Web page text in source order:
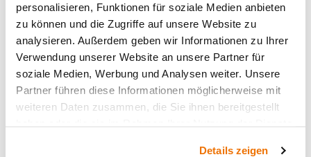
personalisieren, Funktionen für soziale Medien anbieten
zu können und die Zugriffe auf unsere Website zu
analysieren. Außerdem geben wir Informationen zu Ihrer
Verwendung unserer Website an unsere Partner für
soziale Medien, Werbung und Analysen weiter. Unsere
Partner führen diese Informationen möglicherweise mit
weiteren Daten zusammen, die Sie ihnen bereitgestellt
Details zeigen